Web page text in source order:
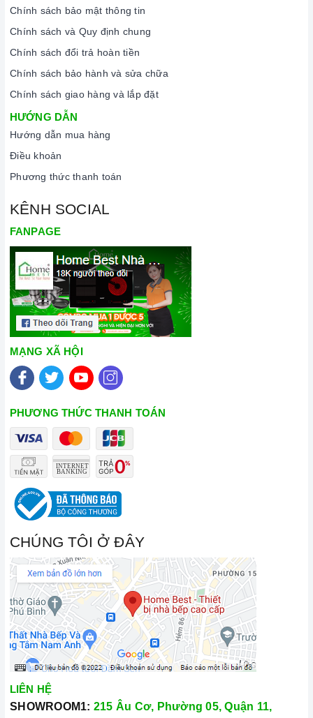
Chính sách bảo mật thông tin
Chính sách và Quy định chung
Chính sách đổi trả hoàn tiền
Chính sách bảo hành và sửa chữa
Chính sách giao hàng và lắp đặt
HƯỚNG DẪN
Hướng dẫn mua hàng
Điều khoản
Phương thức thanh toán
KÊNH SOCIAL
FANPAGE
MẠNG XÃ HỘI
PHƯƠNG THỨC THANH TOÁN
CHÚNG TÔI Ở ĐÂY
LIÊN HỆ
SHOWROOM1: 215 Âu Cơ, Phường 05, Quận 11,